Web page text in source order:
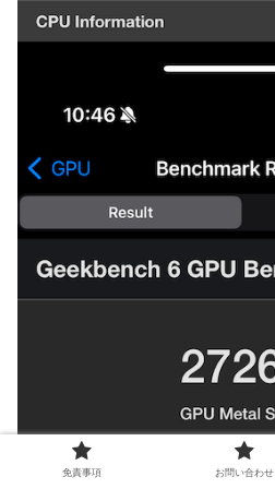
免責事項 お問い合わせ